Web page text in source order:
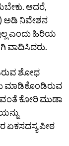
ಆದರೆ,
ಅಡಿ ನಿವೇಶನ
ಎಂದು ಹಿರಿಯ
ವಾದಿಸಿದರು.
ಶೋಧ
ಮಾಡಿಕೊಂಡಿರುವ
ಕೋರಿ ಮುಡಾ
ಏಕಸದಸ್ಯ ಪೀಠ